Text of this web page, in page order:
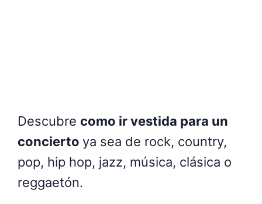
Descubre como ir vestida para un
concierto ya sea de rock, country,
pop, hip hop, jazz, música, clásica o
reggaetón.